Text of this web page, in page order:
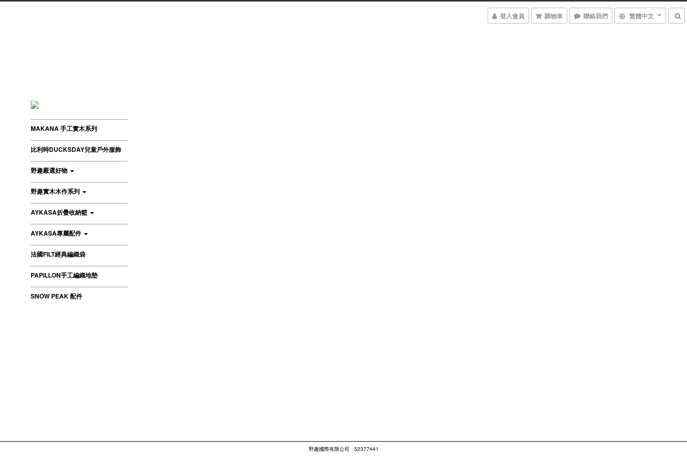
登入會員 購物車 聯絡我們 繁體中文
MAKANA 手工實木系列
比利時DUCKSDAY兒童戶外服飾
野趣嚴選好物
野趣實木木作系列
AYKASA折疊收納籃
AYKASA專屬配件
法國FILT經典編織袋
PAPILLON手工編織地墊
SNOW PEAK 配件
野趣國際有限公司 52377441